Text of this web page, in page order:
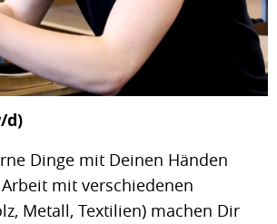
d)
Dinge mit Deinen Händen
mit verschiedenen
Metall, Textilien) machen Dir